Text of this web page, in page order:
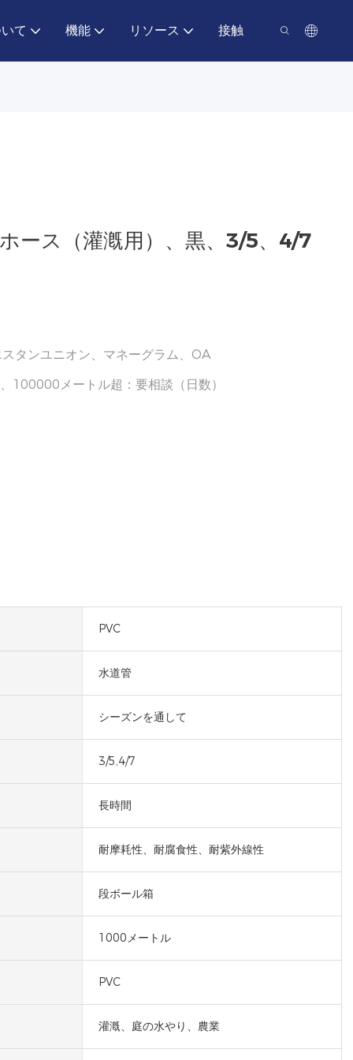
て 機能 リソース 接触
ース（灌漑用）、黒、3/5、4/7
タンユニオン、マネーグラム、OA
100000メートル超：要相談（日数）
PVC
水道管
シーズンを通して
3/5,4/7
長時間
耐摩耗性、耐腐食性、耐紫外線性
段ボール箱
1000メートル
PVC
灌漑、庭の水やり、農業